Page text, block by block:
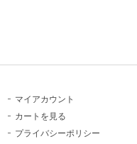
マイアカウント
カートを見る
プライバシーポリシー